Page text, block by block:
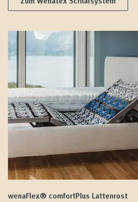
wenaFlex® comfortPlus Lattenrost